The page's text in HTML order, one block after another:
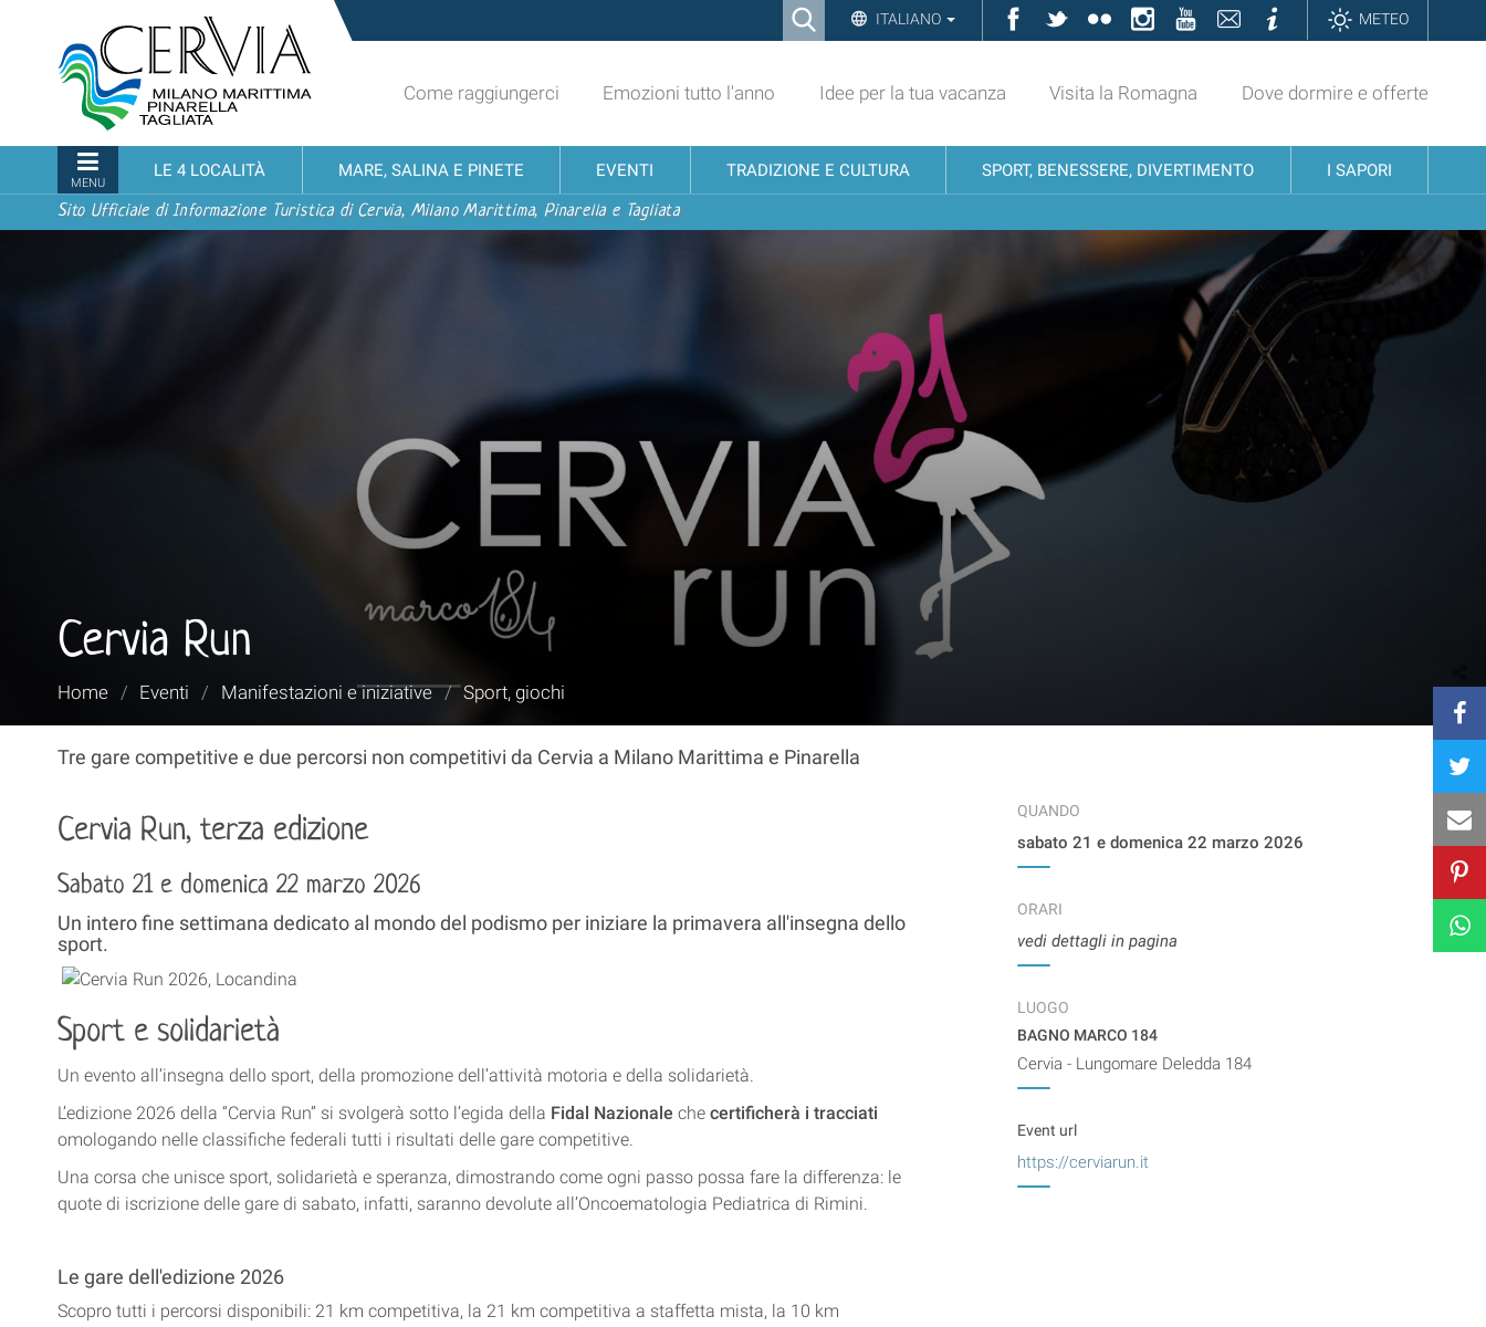
contenuti.
alla
navigazione
Ricerca ITALIANO Facebook
TwitterFlickrInstagramYouTubeContattiInformazioniMETEO
turistico
ufficiale
Cervia,
Milano
Marittima,
Pinarella,
Tagliata
Come raggiungerci Emozioni tutto l'anno Idee per la tua vacanza Visita la Romagna Dove dormire e offerte
MENU
LE 4 LOCALITÀ MARE, SALINA E PINETE EVENTI TRADIZIONE E CULTURA SPORT, BENESSERE, DIVERTIMENTO I SAPORI
Sito Ufficiale di Informazione Turistica di Cervia, Milano Marittima, Pinarella e Tagliata
Cervia Run
Tu
Home / Eventi / Manifestazioni e iniziative / Sport, giochi
Tre gare competitive e due percorsi non competitivi da Cervia a Milano Marittima e Pinarella
Cervia Run, terza edizione
Sabato 21 e domenica 22 marzo 2026
Un intero fine settimana dedicato al mondo del podismo per iniziare la primavera all'insegna dello
sport.
Sport e solidarietà
Un evento all’insegna dello sport, della promozione dell’attività motoria e della solidarietà.
L’edizione 2026 della “Cervia Run” si svolgerà sotto l’egida della Fidal Nazionale che certificherà i tracciati
omologando nelle classifiche federali tutti i risultati delle gare competitive.
Una corsa che unisce sport, solidarietà e speranza, dimostrando come ogni passo possa fare la differenza: le
quote di iscrizione delle gare di sabato, infatti, saranno devolute all’Oncoematologia Pediatrica di Rimini.
Le gare dell'edizione 2026
Scopro tutti i percorsi disponibili: 21 km competitiva, la 21 km competitiva a staffetta mista, la 10 km
QUANDO
sabato 21 e domenica 22 marzo 2026
ORARI
vedi dettagli in pagina
LUOGO
BAGNO MARCO 184
Cervia - Lungomare Deledda 184
Event url
https://cerviarun.it